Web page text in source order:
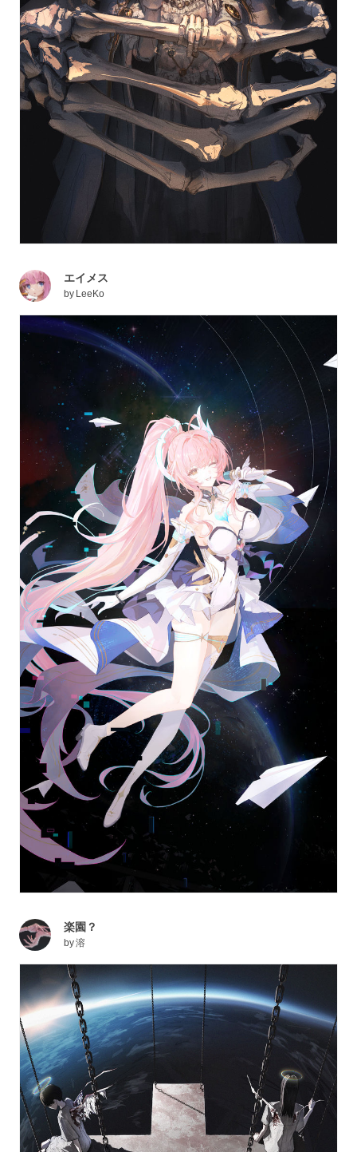
エイメス
by LeeKo
楽園？
by溶